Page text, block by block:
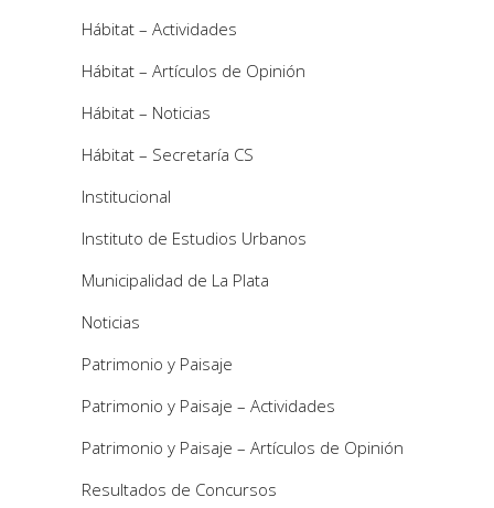
Hábitat – Actividades
Hábitat – Artículos de Opinión
Hábitat – Noticias
Hábitat – Secretaría CS
Institucional
Instituto de Estudios Urbanos
Municipalidad de La Plata
Noticias
Patrimonio y Paisaje
Patrimonio y Paisaje – Actividades
Patrimonio y Paisaje – Artículos de Opinión
Resultados de Concursos